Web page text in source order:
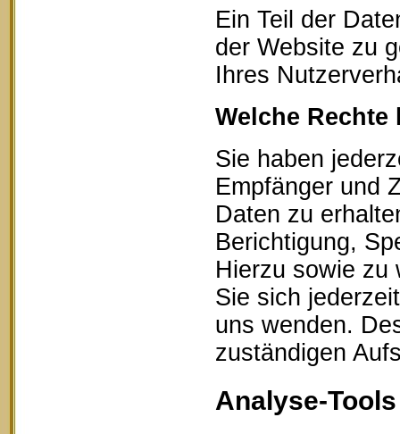
Ein Teil der
der Website zu
Ihres
Welche
Sie haben
Empfänger und
Daten zu
Berichtigung,
Hierzu sowie zu
Sie sich
uns wenden.
zuständigen
Analyse-